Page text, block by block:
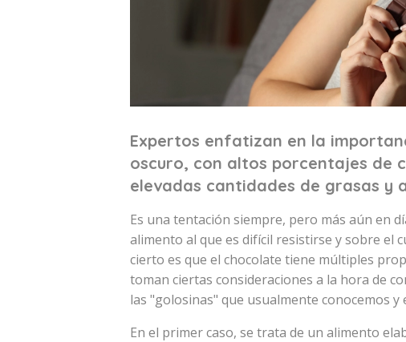
Expertos enfatizan en la
oscuro, con altos porcentajes de
elevadas cantidades de grasas y
Es una tentación siempre, pero más aún en
alimento al que es difícil resistirse y sobre el
cierto es que el chocolate tiene múltiples
toman ciertas consideraciones a la hora de
las "golosinas" que usualmente conocemos y
En el primer caso, se trata de un alimento